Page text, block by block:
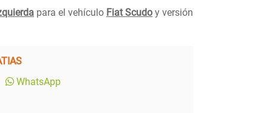
para el vehículo Fiat Scudo y versión
WhatsApp